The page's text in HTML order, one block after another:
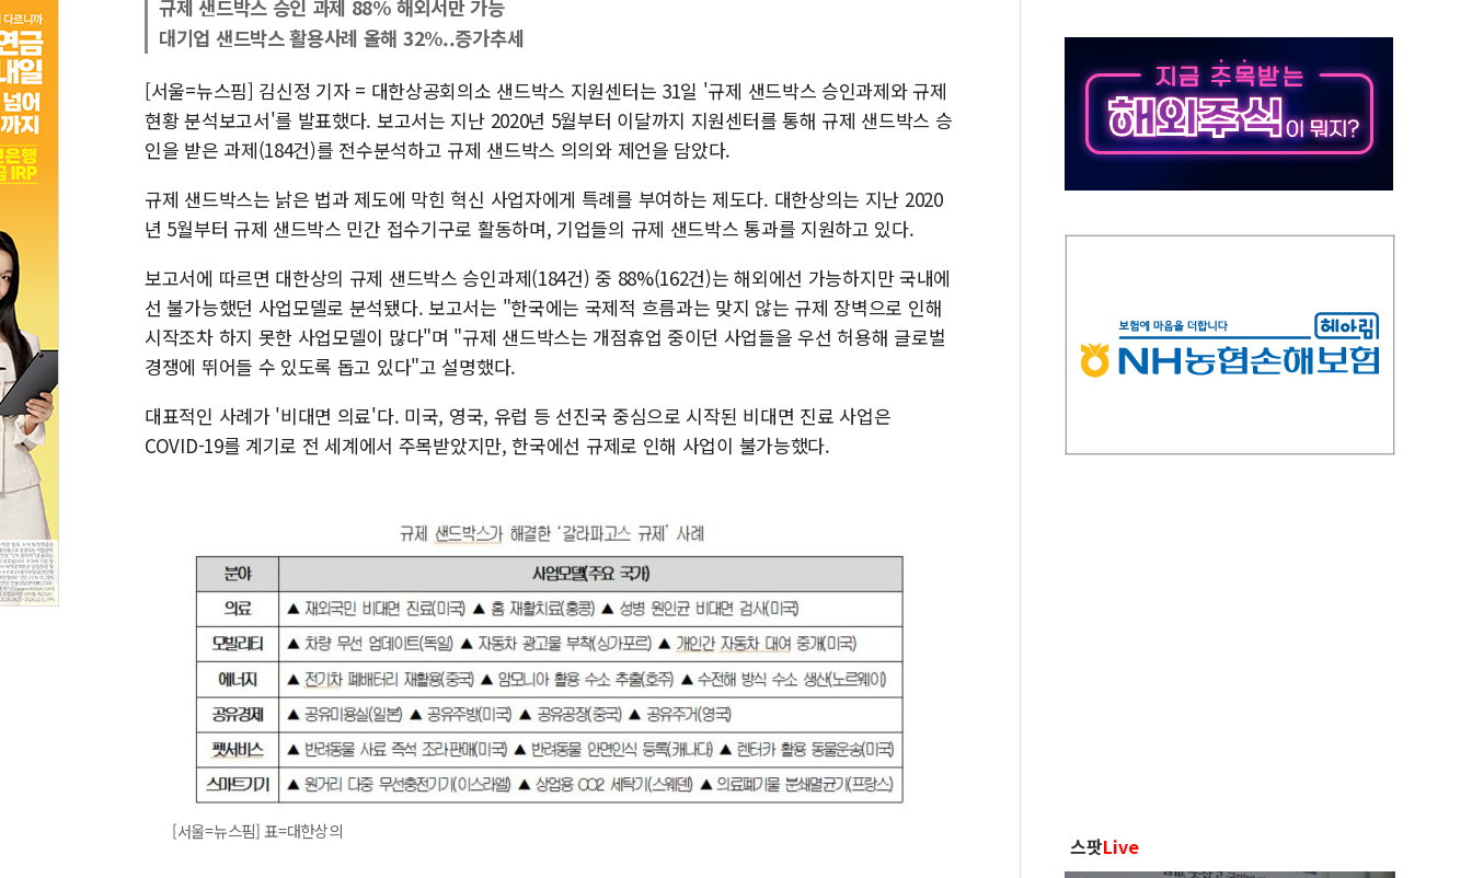
민병덕 "오늘 67개 점포 영업 재개...장바구니에 홈플러스 담아달라" 호소
하나금융이 쏘아 올린 CIFO, 금융지주 포용금융 조직개편 신호탄
규제 샌드박스 승인 과제 88% 해외서만 가능
대기업 샌드박스 활용사례 올해 32%..증가추세
[서울=뉴스핌] 김신정 기자 = 대한상공회의소 샌드박스 지원센터는 31일 '규제 샌드박스 승인과제와 규제
현황 분석보고서'를 발표했다. 보고서는 지난 2020년 5월부터 이달까지 지원센터를 통해 규제 샌드박스 승
인을 받은 과제(184건)를 전수분석하고 규제 샌드박스 의의와 제언을 담았다.
규제 샌드박스는 낡은 법과 제도에 막힌 혁신 사업자에게 특례를 부여하는 제도다. 대한상의는 지난 2020
년 5월부터 규제 샌드박스 민간 접수기구로 활동하며, 기업들의 규제 샌드박스 통과를 지원하고 있다.
보고서에 따르면 대한상의 규제 샌드박스 승인과제(184건) 중 88%(162건)는 해외에선 가능하지만 국내에
선 불가능했던 사업모델로 분석됐다. 보고서는 "한국에는 국제적 흐름과는 맞지 않는 규제 장벽으로 인해
시작조차 하지 못한 사업모델이 많다"며 "규제 샌드박스는 개점휴업 중이던 사업들을 우선 허용해 글로벌
경쟁에 뛰어들 수 있도록 돕고 있다"고 설명했다.
대표적인 사례가 '비대면 의료'다. 미국, 영국, 유럽 등 선진국 중심으로 시작된 비대면 진료 사업은
COVID-19를 계기로 전 세계에서 주목받았지만, 한국에선 규제로 인해 사업이 불가능했다.
[서울=뉴스핌] 표=대한상의
스팟Live